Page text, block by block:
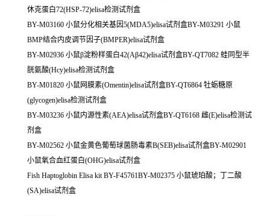
休克蛋白72(HSP-72)elisa检测试剂盒
BY-M03160 小鼠分化相关基因5(MDA5)elisa试剂盒BY-M03291 小鼠
BMP结合内皮调节因子(BMPER)elisa试剂盒
BY-M02936 小鼠β淀粉样蛋白42(Aβ42)elisa试剂盒BY-QT7082 蛙同型半
胱氨酸(Hcy)elisa检测试剂盒
BY-M01820 小鼠网膜素(Omentin)elisa试剂盒BY-QT6864 牡蛎糖原
(glycogen)elisa检测试剂盒
BY-M03236 小鼠内源性素(AEA)elisa试剂盒BY-QT6168 雌(E)elisa检测试
剂盒
BY-M02562 小鼠金黄色葡萄球菌肠毒素B(SEB)elisa试剂盒BY-M02901
小鼠氧合血红蛋白(OHG)elisa试剂盒
Fish Haptoglobin Elisa kit BY-F45761BY-M02375 小鼠琥珀酸；丁二酸
(SA)elisa试剂盒